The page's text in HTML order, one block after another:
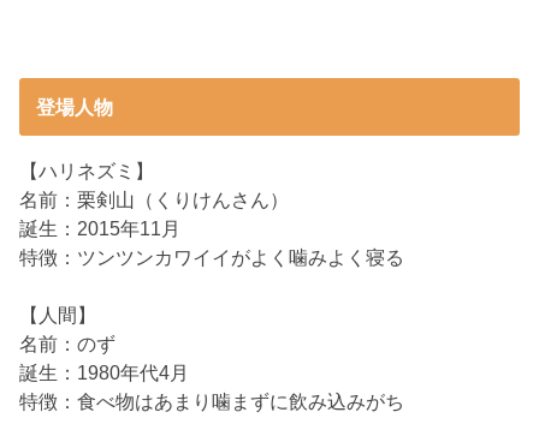
登場人物
【ハリネズミ】
名前：栗剣山（くりけんさん）
誕生：2015年11月
特徴：ツンツンカワイイがよく噛みよく寝る
【人間】
名前：のず
誕生：1980年代4月
特徴：食べ物はあまり噛まずに飲み込みがち